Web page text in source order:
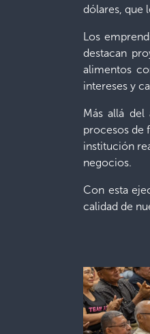
dólares, que
Los
destacan
alimentos
intereses y
Más allá del
procesos de
institución
negocios.
Con esta
calidad de